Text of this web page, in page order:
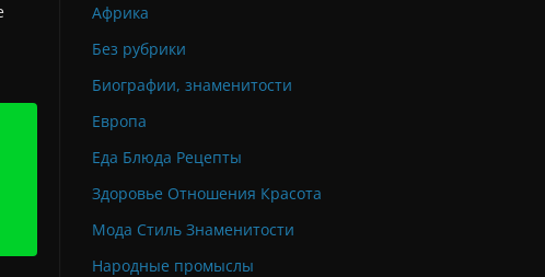
Африка
Без рубрики
Биографии, знаменитости
Европа
Еда Блюда Рецепты
Здоровье Отношения Красота
Мода Стиль Знаменитости
Народные промыслы